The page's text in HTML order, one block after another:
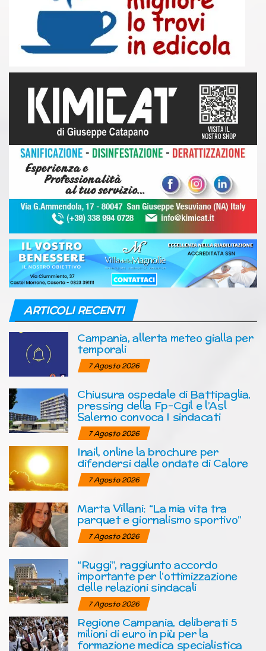
ARTICOLI RECENTI
Campania, allerta meteo gialla per
temporali
7 Agosto 2026
Chiusura ospedale di Battipaglia,
pressing della Fp-Cgil e l’Asl
Salerno convoca I sindacati
7 Agosto 2026
Inail, online la brochure per
difendersi dalle ondate di Calore
7 Agosto 2026
Marta Villani: “La mia vita tra
parquet e giornalismo sportivo”
7 Agosto 2026
“Ruggi”, raggiunto accordo
importante per l’ottimizzazione
delle relazioni sindacali
7 Agosto 2026
Regione Campania, deliberati 5
milioni di euro in più per la
formazione medica specialistica